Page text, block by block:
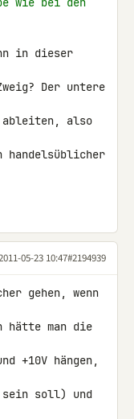
in dieser
Der untere
ableiten, also
handelsüblicher
05-23 10:47#2194939
gehen, wenn
hätte man die
+10V hängen,
sein soll) und